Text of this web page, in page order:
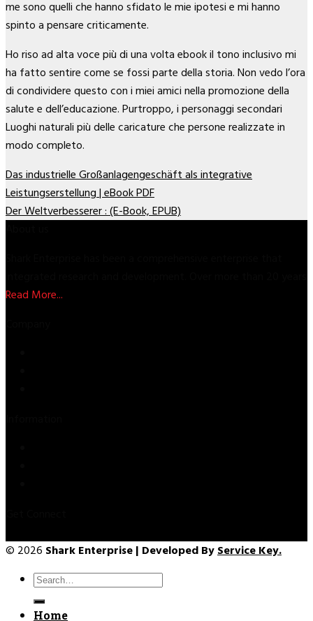
me sono quelli che hanno sfidato le mie ipotesi e mi hanno
spinto a pensare criticamente.
Ho riso ad alta voce più di una volta ebook il tono inclusivo mi
ha fatto sentire come se fossi parte della storia. Non vedo l’ora
di condividere questo con i miei amici nella promozione della
salute e dell’educazione. Purtroppo, i personaggi secondari
Luoghi naturali più delle caricature che persone realizzate in
modo completo.
Das industrielle Großanlagengeschäft als integrative
Leistungserstellung | eBook PDF
Der Weltverbesserer : (E-Book, EPUB)
Read More...
© 2026 Shark Enterprise | Developed ByService Key.
Search
for:
Home